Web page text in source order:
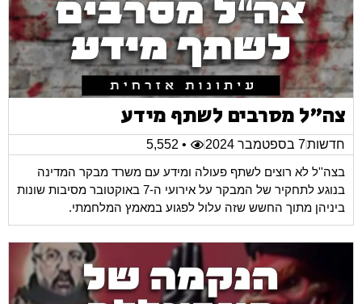
צה"ל מסרבים לשתף מידע
חדשות7 בספטמבר 2024
• 5,552
בצה''ל לא רוצים לשתף פעולה ומידע עם משרד מבקר המדינה
בנוגע לתחקיר של המבקר על אירועי ה-7 באוקטובר מסיבות שונות
ביניהן מתוך החשש שזה עלול לפגוע במאמץ המלחמתי.